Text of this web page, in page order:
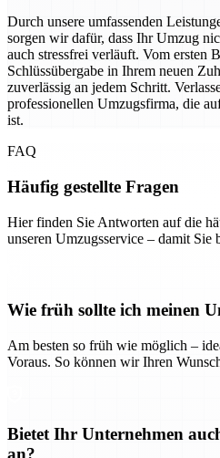
Durch unsere umfassenden
sorgen wir dafür, dass Ihr Umzug
auch stressfrei verläuft. Vom ersten
Schlüssübergabe in Ihrem neuen
zuverlässig an jedem Schritt.
professionellen Umzugsfirma, die
ist.
FAQ
Häufig gestellte Fragen
Hier finden Sie Antworten auf die
unseren Umzugsservice – damit Sie
Wie früh sollte ich meinen
Am besten so früh wie möglich –
Voraus. So können wir Ihren
Bietet Ihr Unternehmen
an?